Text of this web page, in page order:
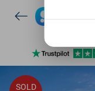
SOLD